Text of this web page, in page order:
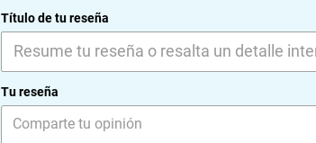
Título de tu reseña
Tu reseña